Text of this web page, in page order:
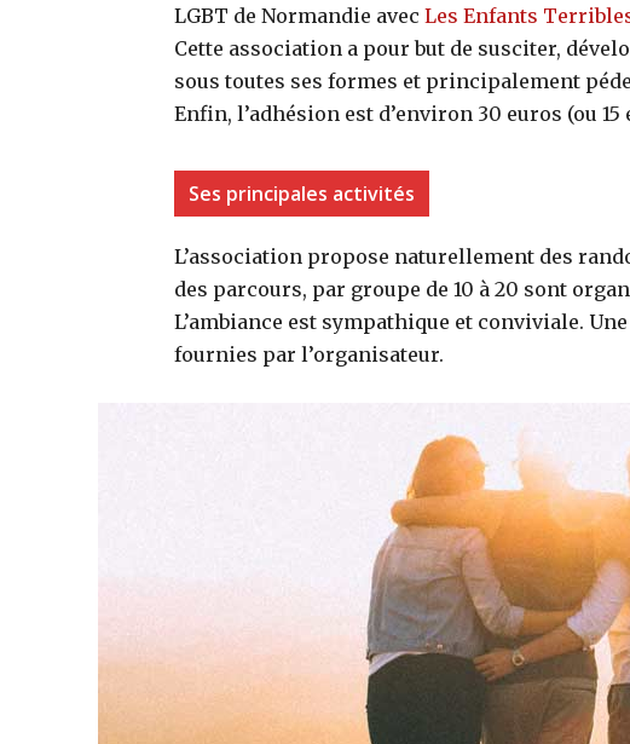
LGBT de Normandie avec Les Enfants
Cette association a pour but de susciter,
sous toutes ses formes et principalement
Enfin, l’adhésion est d’environ 30 euros (ou
Ses principales activités
L’association propose naturellement des
des parcours, par groupe de 10 à 20 sont
L’ambiance est sympathique et conviviale.
fournies par l’organisateur.